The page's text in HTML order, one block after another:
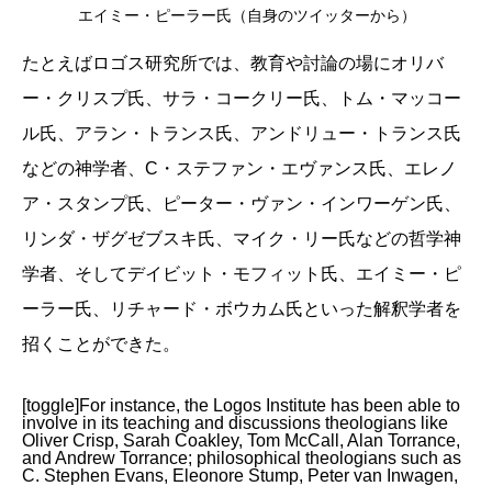
エイミー・ピーラー氏（自身のツイッターから）
たとえばロゴス研究所では、教育や討論の場にオリバ
ー・クリスプ氏、サラ・コークリー氏、トム・マッコー
ル氏、アラン・トランス氏、アンドリュー・トランス氏
などの神学者、C・ステファン・エヴァンス氏、エレノ
ア・スタンプ氏、ピーター・ヴァン・インワーゲン氏、
リンダ・ザグゼブスキ氏、マイク・リー氏などの哲学神
学者、そしてデイビット・モフィット氏、エイミー・ピ
ーラー氏、リチャード・ボウカム氏といった解釈学者を
招くことができた。
[toggle]For instance, the Logos Institute has been able to
involve in its teaching and discussions theologians like
Oliver Crisp, Sarah Coakley, Tom McCall, Alan Torrance,
and Andrew Torrance; philosophical theologians such as
C. Stephen Evans, Eleonore Stump, Peter van Inwagen,